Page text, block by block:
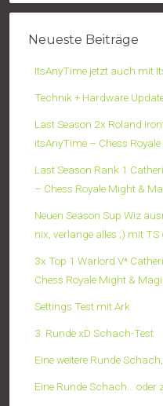
Neueste Beiträge
ItsAnyTime jetzt auch mit
Technik + Hardware
Last Season 2x Roland
itsAnyTime – Chess
Last Season Rank 1
– Chess Royale Might &
Neuen Season Sup Wiz
nix, verlange alles ;) mit
3x Top 1 Warlord V*
Chess Royale Might &
Settings Test mit Ark
3. Runde xD Schach-Test
Eine weitere Runde
Eine Runde Schach… oder